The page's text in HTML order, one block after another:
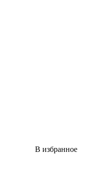
В избранное